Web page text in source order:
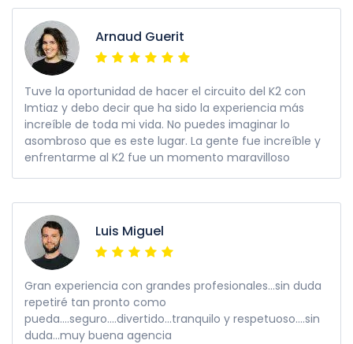
Arnaud Guerit
Tuve la oportunidad de hacer el circuito del K2 con
Imtiaz y debo decir que ha sido la experiencia más
increíble de toda mi vida. No puedes imaginar lo
asombroso que es este lugar. La gente fue increíble y
enfrentarme al K2 fue un momento maravilloso
Luis Miguel
Gran experiencia con grandes profesionales...sin duda
repetiré tan pronto como
pueda....seguro....divertido...tranquilo y respetuoso....sin
duda...muy buena agencia